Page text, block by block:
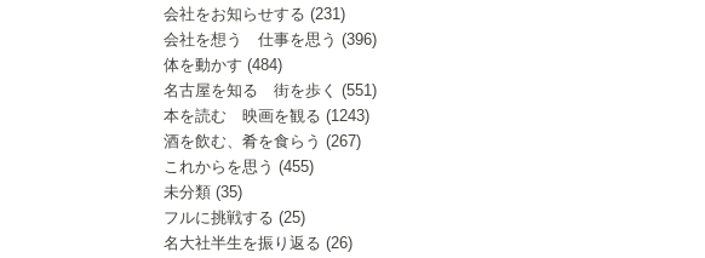
会社をお知らせする (231)
会社を想う 仕事を思う (396)
体を動かす (484)
名古屋を知る 街を歩く (551)
本を読む 映画を観る (1243)
酒を飲む、肴を食らう (267)
これからを思う (455)
未分類 (35)
フルに挑戦する (25)
名大社半生を振り返る (26)